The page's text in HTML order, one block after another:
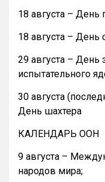
18 августа – День
18 августа – День
29 августа – День
испытательного
30 августа
День шахтера
КАЛЕНДАРЬ ООН
9 августа –
народов мира;